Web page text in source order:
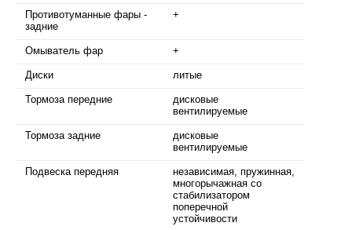
Противотуманные фары -
задние
+
Омыватель фар +
Диски литые
Тормоза передние
дисковые
вентилируемые
Тормоза задние
дисковые
вентилируемые
Подвеска передняя
независимая, пружинная,
многорычажная со
стабилизатором
поперечной
устойчивости